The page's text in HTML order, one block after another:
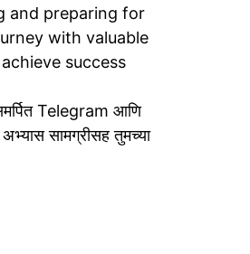
and preparing for
with valuable
success
Telegram आणि
सामग्रीसह तुमच्या